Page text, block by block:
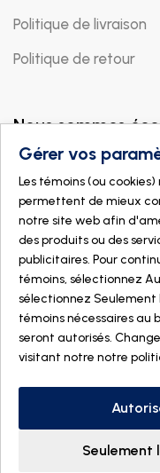
Politique de livraison
Politique de retour
Nous sommes
© 2026 DOGMÄ
Fait avec
Gérer vos
Les témoins (ou
permettent de mieux
notre site web afin
des produits ou des
publicitaires. Pour
témoins, sélectionnez
sélectionnez Seulement
témoins nécessaires au
seront autorisés.
visitant notre notre
Seulement